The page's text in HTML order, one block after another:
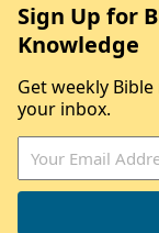
Sign Up for
Knowledge
Get weekly
your inbox.